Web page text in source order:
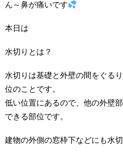
ん～鼻が痛いです
本日は
水切りとは？
水切りは基礎と外壁の間をぐる
位のことです。
低い位置にあるので、他の外壁
できる部位です。
建物の外側の窓枠下などにも水